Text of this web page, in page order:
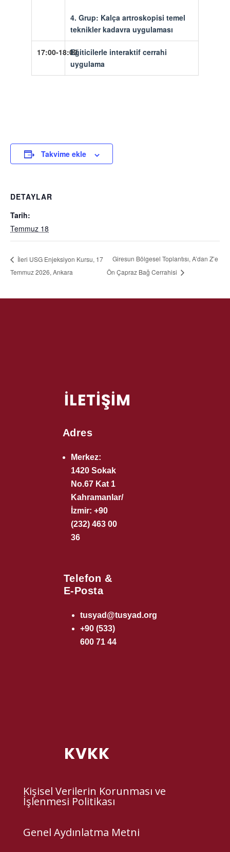
4. Grup: Kalça artroskopisi temel
teknikler kadavra uygulaması
17:00-18:00Eğiticilerle interaktif cerrahi
uygulama
Takvime ekle
DETAYLAR
Tarih:
Temmuz 18
İleri USG Enjeksiyon Kursu, 17
Temmuz 2026, Ankara
Giresun Bölgesel Toplantısı, A’dan Z’e
Ön Çapraz Bağ Cerrahisi
İLETİŞİM
Adres
Merkez:
1420 Sokak
No.67 Kat 1
Kahramanlar/
İzmir: +90
(232) 463 00
36
Telefon &
E-Posta
tusyad@tusyad.org
+90 (533)
600 71 44
KVKK
Kişisel Verilerin Korunması ve
İşlenmesi Politikası
Genel Aydınlatma Metni